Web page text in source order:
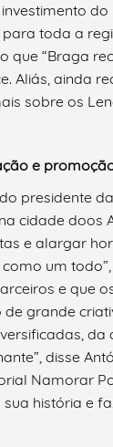
toda a
que “Braga
Aliás, ainda
sobre os
e
presidente
cidade doos
e alargar
um
e que
grande
disse
Namorar
sua história e